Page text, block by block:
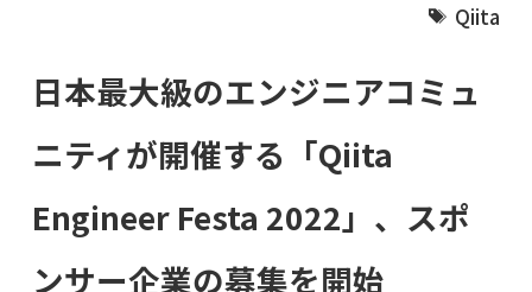
Qiita
日本最大級のエンジニアコミュ
ニティが開催する「Qiita
Engineer Festa 2022」、スポ
ンサー企業の募集を開始